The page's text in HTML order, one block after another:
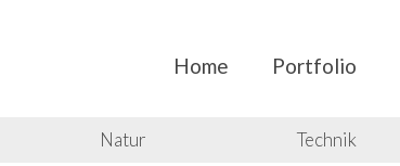
Home Portfolio
Natur Technik